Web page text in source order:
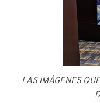
LAS IMÁGENES